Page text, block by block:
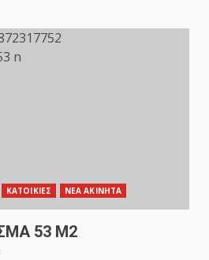
ΚΑΤΟΙΚΙΕΣ ΝΕΑ ΑΚΙΝΗΤΑ
53 Μ2